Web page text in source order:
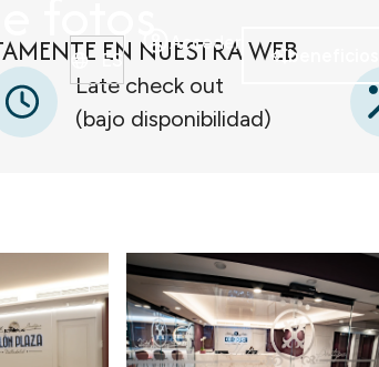
ES
Acceder
beneficios
fotosEN NUESTRA WEB
Late check out
(bajo disponibilidad)